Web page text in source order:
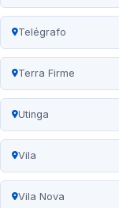
Telégrafo
Terra Firme
Utinga
Vila
Vila Nova